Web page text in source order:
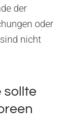
der
oder
nicht
sollte